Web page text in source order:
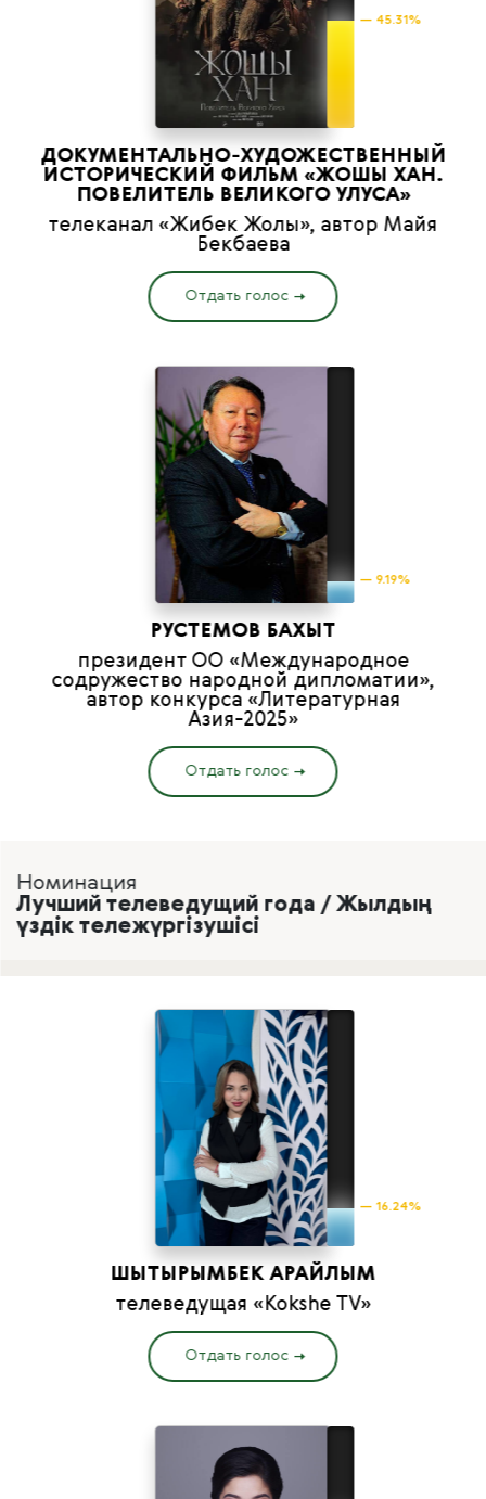
— 45.31%
ДОКУМЕНТАЛЬНО-ХУДОЖЕСТВЕННЫЙ
ИСТОРИЧЕСКИЙ ФИЛЬМ «ЖОШЫ ХАН.
ПОВЕЛИТЕЛЬ ВЕЛИКОГО УЛУСА»
телеканал «Жибек Жолы», автор Майя
Бекбаева
Отдать голос
— 9.19%
РУСТЕМОВ БАХЫТ
президент ОО «Международное
содружество народной дипломатии»,
автор конкурса «Литературная
Азия-2025»
Отдать голос
Номинация
Лучший телеведущий года / Жылдың
үздік тележүргізушісі
— 16.24%
ШЫТЫРЫМБЕК АРАЙЛЫМ
телеведущая «Kokshe TV»
Отдать голос